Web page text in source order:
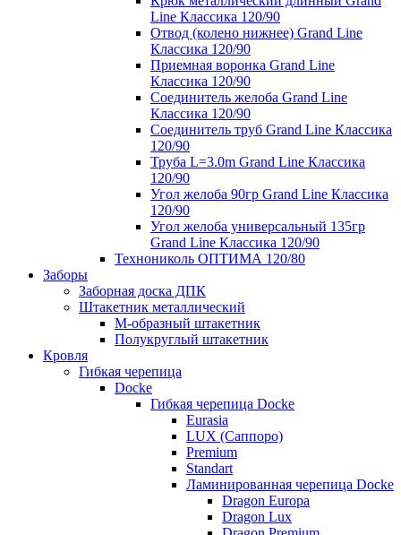
Line Классика 120/90
Отвод (колено нижнее) Grand Line
Классика 120/90
Приемная воронка Grand Line
Классика 120/90
Соединитель желоба Grand Line
Классика 120/90
Соединитель труб Grand Line Классика
120/90
Труба L=3.0m Grand Line Классика
120/90
Угол желоба 90гр Grand Line Классика
120/90
Угол желоба универсальный 135гр
Grand Line Классика 120/90
Технониколь ОПТИМА 120/80
Заборы
Заборная доска ДПК
Штакетник металлический
М-образный штакетник
Полукруглый штакетник
Кровля
Гибкая черепица
Docke
Гибкая черепица Docke
Eurasia
LUX (Саппоро)
Premium
Standart
Ламинированная черепица Docke
Dragon Europa
Dragon Lux